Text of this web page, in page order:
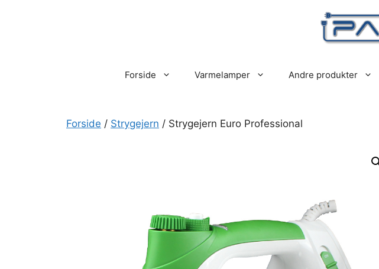
Forside Varmelamper Andre produkter
Forside / Strygejern / Strygejern Euro Professional